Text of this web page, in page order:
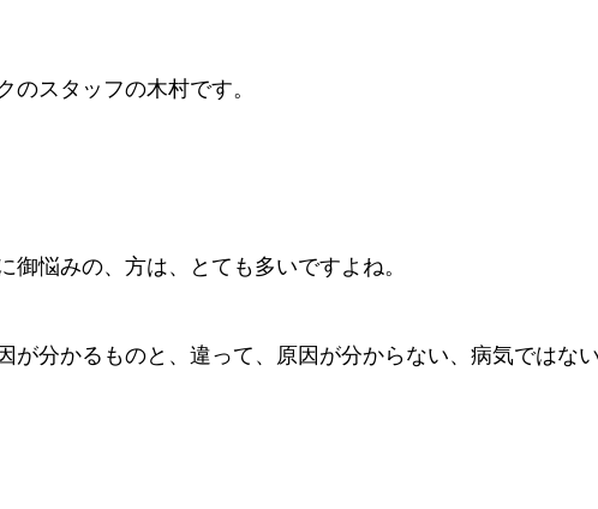
のスタッフの木村です。
御悩みの、方は、とても多いですよね。
が分かるものと、違って、原因が分からない、病気ではな